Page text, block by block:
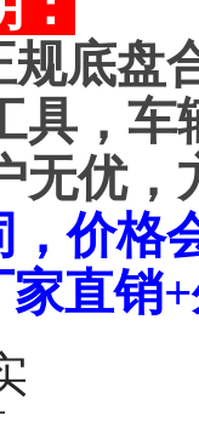
底盘
具，
无优，
价格
家直销